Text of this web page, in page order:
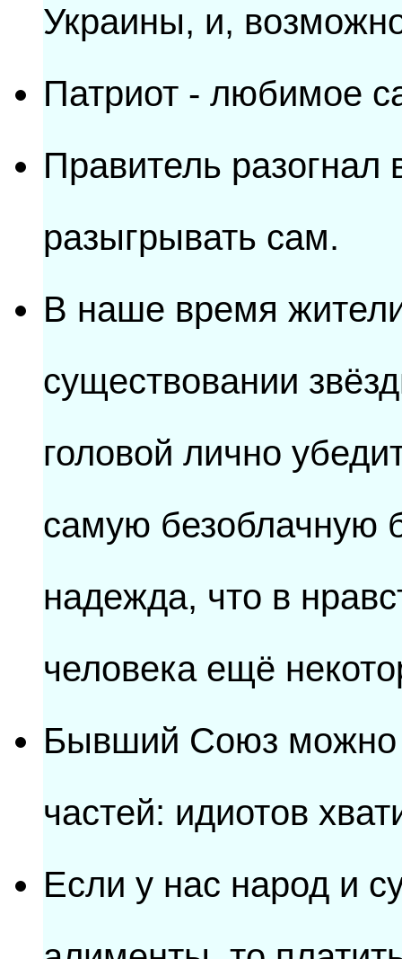
Украины, и,
Патриот - любимое
Правитель разогнал
разыгрывать сам.
В наше время
существовании
головой лично
самую безоблачную
надежда, что в
человека ещё
Бывший Союз можно
частей: идиотов
Если у нас народ и